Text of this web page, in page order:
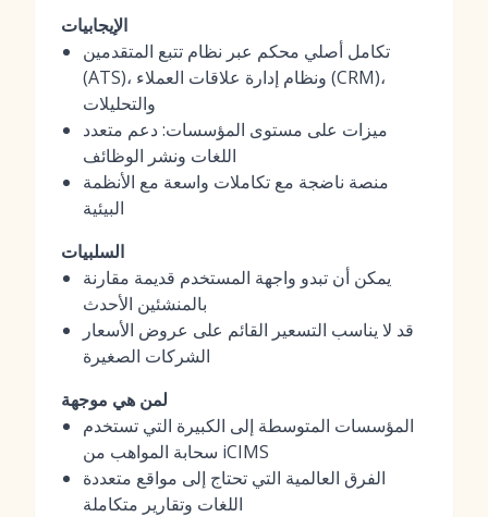
الإيجابيات
تكامل أصلي محكم عبر نظام تتبع المتقدمين
(ATS)، ونظام إدارة علاقات العملاء (CRM)،
والتحليلات
ميزات على مستوى المؤسسات: دعم متعدد
اللغات ونشر الوظائف
منصة ناضجة مع تكاملات واسعة مع الأنظمة
البيئية
السلبيات
يمكن أن تبدو واجهة المستخدم قديمة مقارنة
بالمنشئين الأحدث
قد لا يناسب التسعير القائم على عروض الأسعار
الشركات الصغيرة
لمن هي موجهة
المؤسسات المتوسطة إلى الكبيرة التي تستخدم
سحابة المواهب من iCIMS
الفرق العالمية التي تحتاج إلى مواقع متعددة
اللغات وتقارير متكاملة